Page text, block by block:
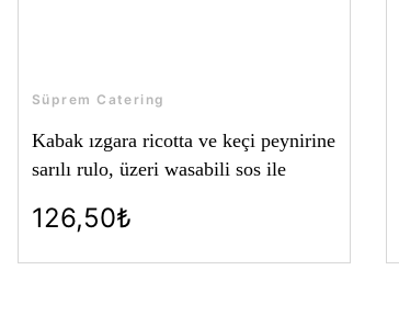
Süprem Catering
Kabak ızgara ricotta ve keçi peynirine
sarılı rulo, üzeri wasabili sos ile
126,50₺